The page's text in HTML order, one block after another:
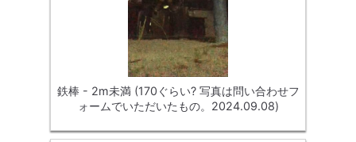
鉄棒 - 2m未満 (170ぐらい? 写真は問い合わせフ
ォームでいただいたもの。2024.09.08)